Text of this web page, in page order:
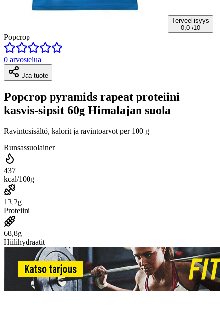
Terveellisyys
0,0 /10
Popcrop
0 arvostelua
Jaa tuote
Popcrop pyramids rapeat proteiini
kasvis-sipsit 60g Himalajan suola
Ravintosisältö, kalorit ja ravintoarvot per 100 g
Runsassuolainen
437
kcal/100g
13,2g
Proteiini
68,8g
Hiilihydraatit